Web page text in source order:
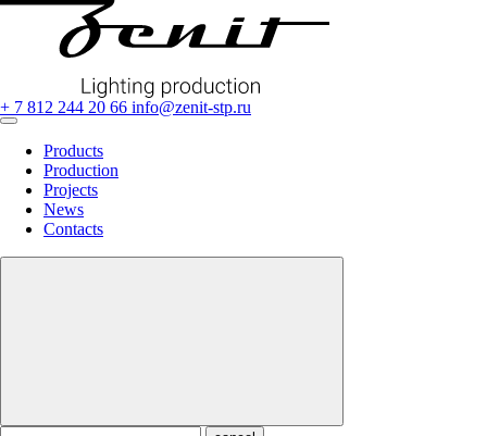
+ 7 812 244 20 66 info@zenit-stp.ru
Products
Production
Projects
News
Contacts